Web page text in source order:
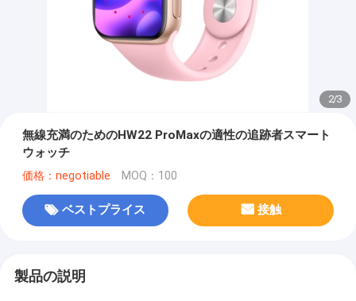
2/3
無線充満のためのHW22 ProMaxの適性の追跡者スマート
ウォッチ
価格：negotiable MOQ：100
ベストプライス 接触
製品の説明